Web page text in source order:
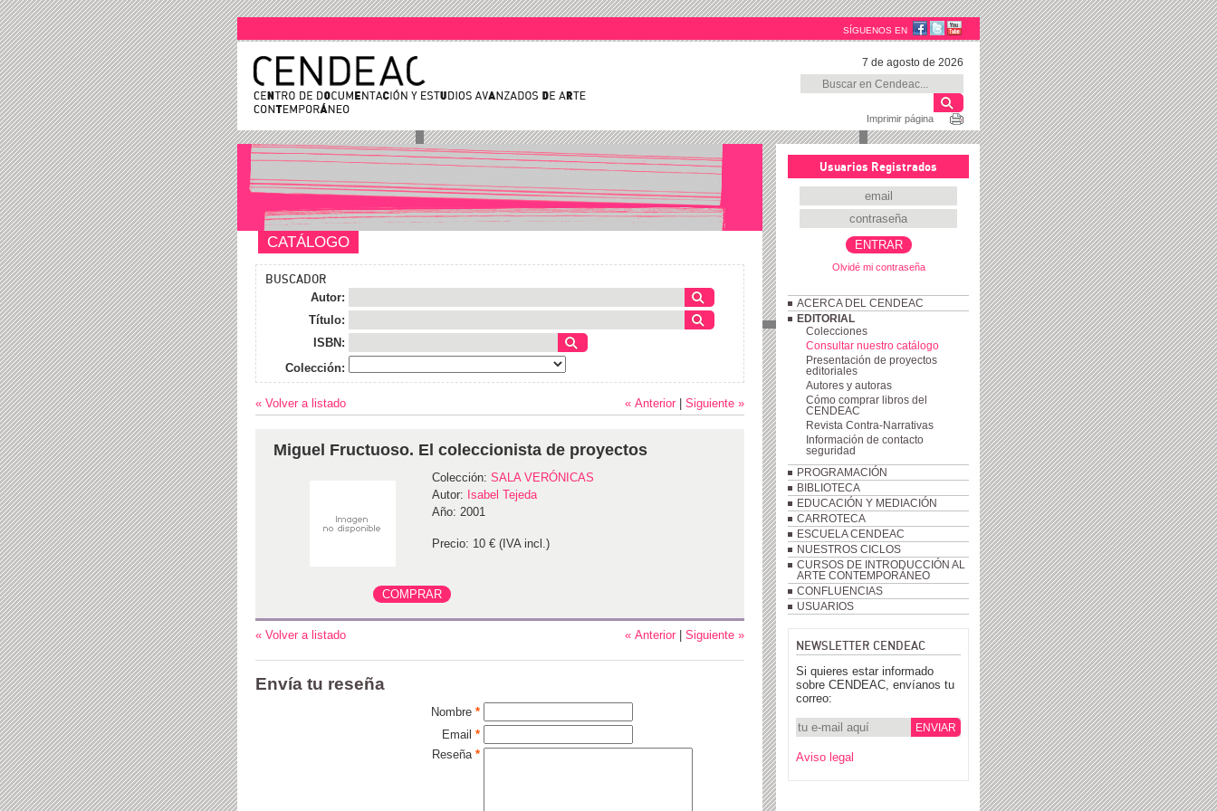
SÍGUENOS EN
7 de agosto de 2026
Imprimir página
Usuarios Registrados
Olvidé mi contraseña
ACERCA DEL CENDEAC
EDITORIAL
Colecciones
Consultar nuestro catálogo
Presentación de proyectos
editoriales
Autores y autoras
Cómo comprar libros del
CENDEAC
Revista Contra-Narrativas
Información de contacto
seguridad
PROGRAMACIÓN
BIBLIOTECA
EDUCACIÓN Y MEDIACIÓN
CARROTECA
ESCUELA CENDEAC
NUESTROS CICLOS
CURSOS DE INTRODUCCIÓN AL
ARTE CONTEMPORÁNEO
CONFLUENCIAS
USUARIOS
NEWSLETTER CENDEAC
Si quieres estar informado
sobre CENDEAC, envíanos tu
correo:
Aviso legal
CATÁLOGO
BUSCADOR
Autor:
Título:
ISBN:
Colección:
« Volver a listado Siguiente »
« Anterior
Miguel Fructuoso. El coleccionista de proyectos
Colección: SALA VERÓNICAS
Autor: Isabel Tejeda
Año: 2001
Precio: 10 € (IVA incl.)
« Volver a listado Siguiente »
« Anterior
Envía tu reseña
Nombre *
Email *
Reseña *